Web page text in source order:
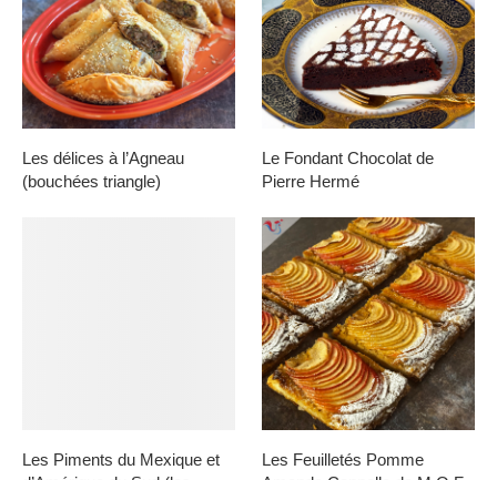
Les délices à l’Agneau
(bouchées triangle)
Le Fondant Chocolat de
Pierre Hermé
Les Piments du Mexique et
Les Feuilletés Pomme